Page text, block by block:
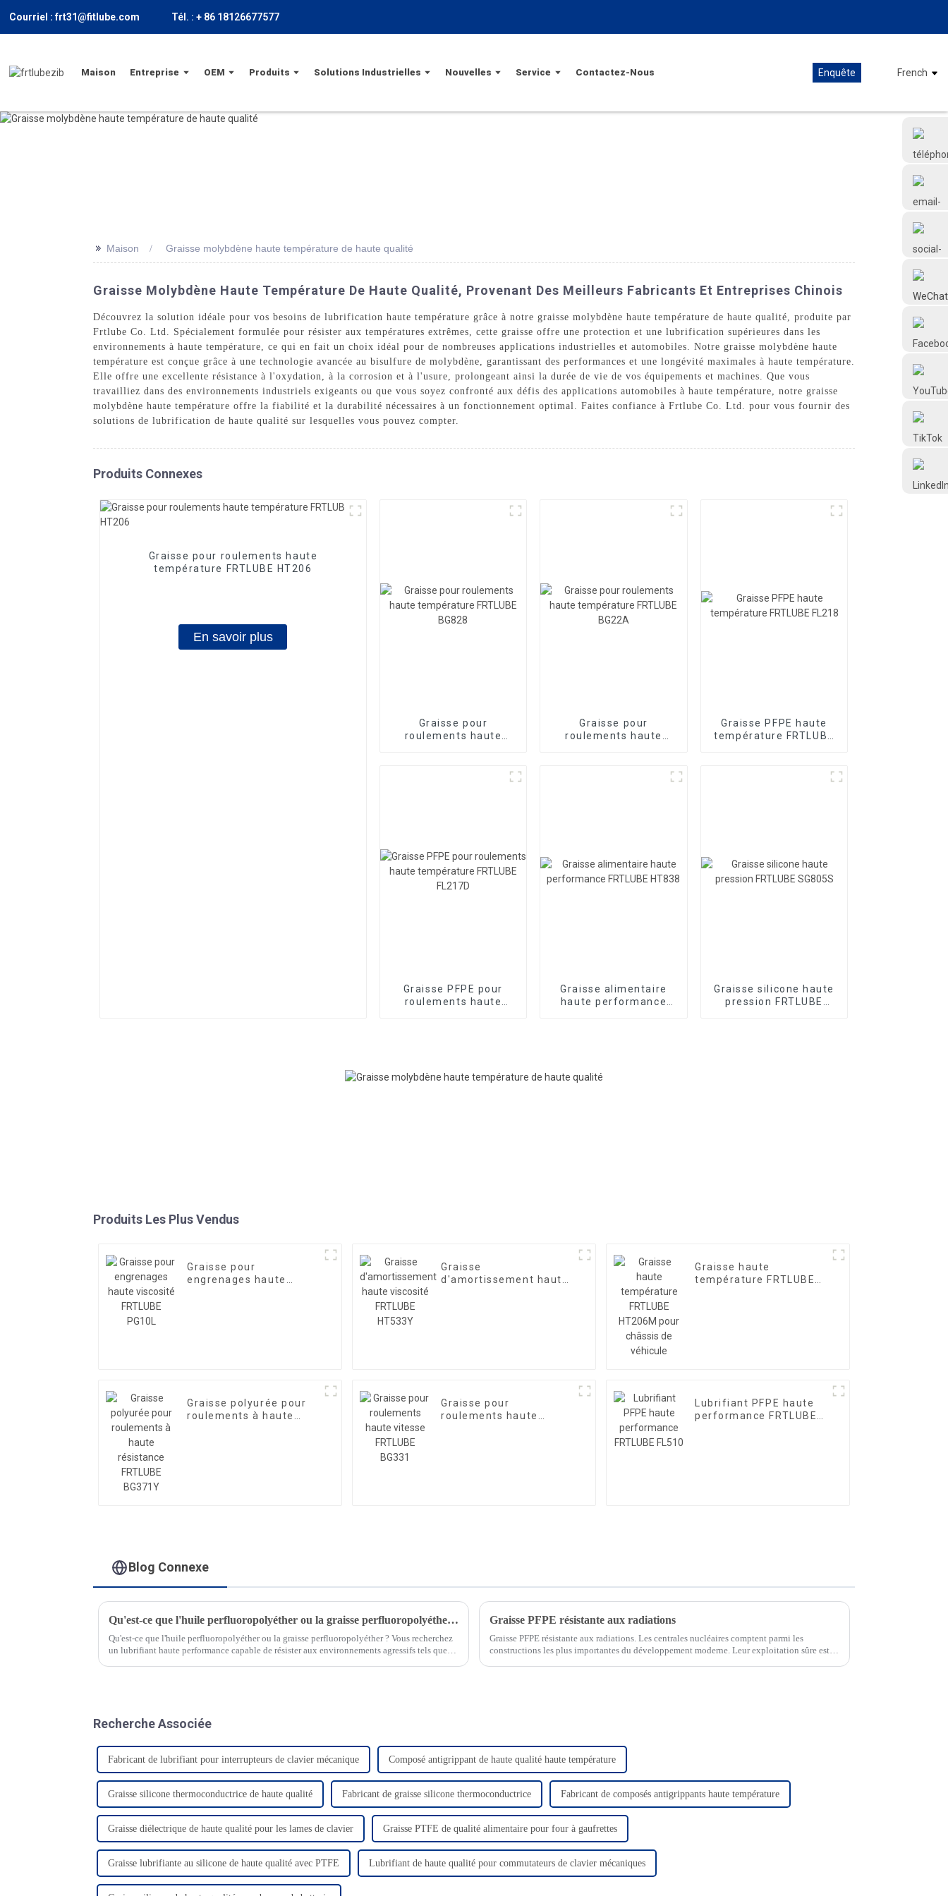
Courriel : frt31@fitlube.com Tél. : + 86 18126677577
Maison Entreprise OEM Produits Solutions Industrielles Nouvelles Service Contactez-Nous Enquête French
Frtlube
>> Maison Graisse molybdène haute température de haute qualité
Graisse Molybdène Haute Température De Haute Qualité, Provenant Des Meilleurs Fabricants Et Entreprises Chinois
Découvrez la solution idéale pour vos besoins de lubrification haute température grâce à notre graisse molybdène haute température de haute qualité, produite par
Frtlube Co. Ltd. Spécialement formulée pour résister aux températures extrêmes, cette graisse offre une protection et une lubrification supérieures dans les
environnements à haute température, ce qui en fait un choix idéal pour de nombreuses applications industrielles et automobiles. Notre graisse molybdène haute
température est conçue grâce à une technologie avancée au bisulfure de molybdène, garantissant des performances et une longévité maximales à haute température.
Elle offre une excellente résistance à l'oxydation, à la corrosion et à l'usure, prolongeant ainsi la durée de vie de vos équipements et machines. Que vous
travailliez dans des environnements industriels exigeants ou que vous soyez confronté aux défis des applications automobiles à haute température, notre graisse
molybdène haute température offre la fiabilité et la durabilité nécessaires à un fonctionnement optimal. Faites confiance à Frtlube Co. Ltd. pour vous fournir des
solutions de lubrification de haute qualité sur lesquelles vous pouvez compter.
Produits Connexes
Graisse pour roulements haute
température FRTLUBE HT206
En savoir plus
Graisse pour
roulements haute
Graisse pour
roulements haute
Graisse PFPE haute
température FRTLUBE
Graisse PFPE pour
roulements haute
Graisse alimentaire
haute performance
Graisse silicone haute
pression FRTLUBE
Produits Les Plus Vendus
Graisse pour
engrenages haute
Graisse
d'amortissement haute
Graisse haute
température FRTLUBE
Graisse polyurée pour
roulements à haute
Graisse pour
roulements haute
Lubrifiant PFPE haute
performance FRTLUBE
Blog Connexe
Qu'est-ce que l'huile perfluoropolyéther ou la graisse perfluoropolyéther ?
Qu'est-ce que l'huile perfluoropolyéther ou la graisse perfluoropolyéther ? Vous recherchez
un lubrifiant haute performance capable de résister aux environnements agressifs tels que
Graisse PFPE résistante aux radiations
Graisse PFPE résistante aux radiations. Les centrales nucléaires comptent parmi les
constructions les plus importantes du développement moderne. Leur exploitation sûre est
Recherche Associée
Fabricant de lubrifiant pour interrupteurs de clavier mécanique Composé antigrippant de haute qualité haute température
Graisse silicone thermoconductrice de haute qualité Fabricant de graisse silicone thermoconductrice Fabricant de composés antigrippants haute température
Graisse diélectrique de haute qualité pour les lames de clavier Graisse PTFE de qualité alimentaire pour four à gaufrettes
Graisse lubrifiante au silicone de haute qualité avec PTFE Lubrifiant de haute qualité pour commutateurs de clavier mécaniques